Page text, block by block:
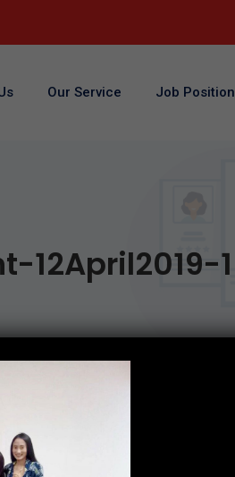
Our Service Job Position
12April2019-1
านต์ ประจำปี 2562